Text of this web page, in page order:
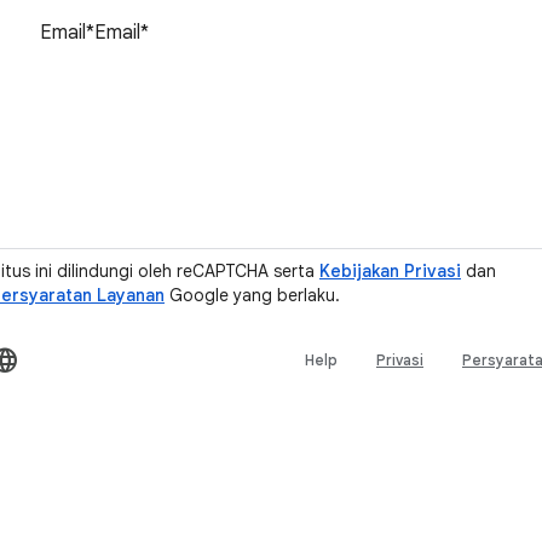
ini dilindungi oleh reCAPTCHA serta Kebijakan Privasi dan
Layanan Google yang berlaku.
Help Privasi